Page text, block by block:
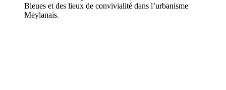
Bleues et des lieux de convivialité dans l’urbanisme
Meylanais.